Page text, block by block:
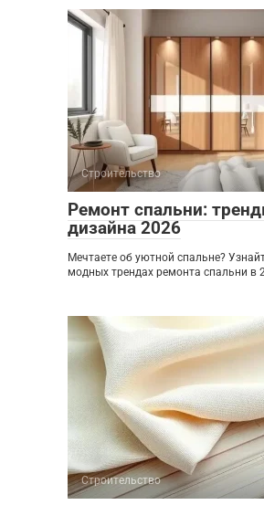
Строительство
Ремонт спальни:
дизайна 2026
Мечтаете об уютной спальне?
модных трендах ремонта спальни в
Строительство